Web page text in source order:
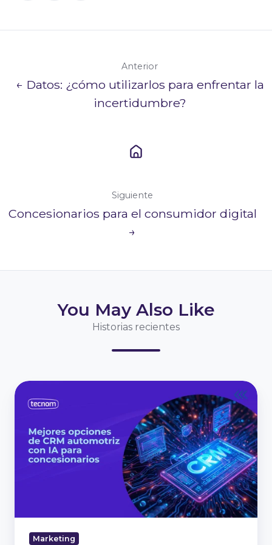
Anterior
← Datos: ¿cómo utilizarlos para enfrentar la
incertidumbre?
Siguiente
Concesionarios para el consumidor digital
→
You May Also Like
Historias recientes
Mejores
opciones
CRM
automotriz
con
Marketing